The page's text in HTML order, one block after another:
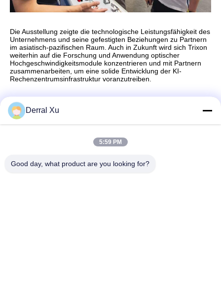
Die Ausstellung zeigte die technologische Leistungsfähigkeit des
Unternehmens und seine gefestigten Beziehungen zu Partnern
im asiatisch-pazifischen Raum. Auch in Zukunft wird sich Trixon
weiterhin auf die Forschung und Anwendung optischer
Hochgeschwindigkeitsmodule konzentrieren und mit Partnern
zusammenarbeiten, um eine solide Entwicklung der KI-
Rechenzentrumsinfrastruktur voranzutreiben.
Gebäude 2 #, Nr. 1000 Tiangong Avenue, Xinxing Street,
Derral Xu
5:59 PM
Good day, what product are you looking for?